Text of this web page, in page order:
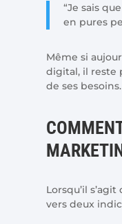
“Je sais que
en pures
Même si
digital, il reste
de ses besoins.
Lorsqu’il
vers deux